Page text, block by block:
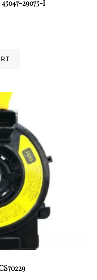
29075-I